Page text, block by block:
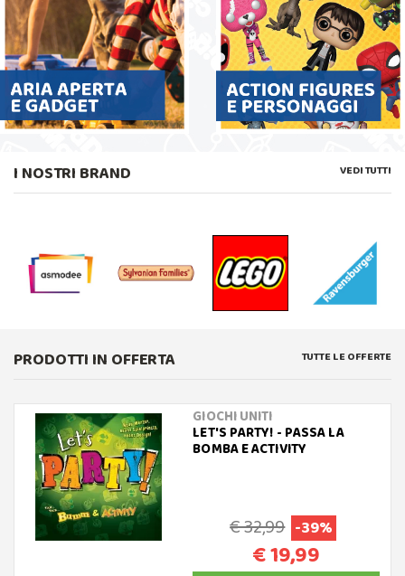
I NOSTRI BRAND VEDI TUTTI
PRODOTTI IN OFFERTA TUTTE LE OFFERTE
GIOCHI UNITI
LET'S PARTY! - PASSA LA
BOMBA E ACTIVITY
€ 32,99 -39%
€ 19,99